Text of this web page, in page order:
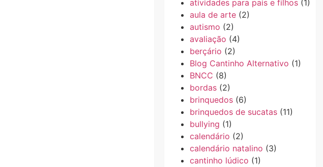
atividades para pais e filhos(1)
aula de arte(2)
autismo (2)
avaliação (4)
berçário (2)
Blog Cantinho Alternativo (1)
BNCC (8)
bordas(2)
brinquedos(6)
brinquedos de sucatas(11)
bullying (1)
calendário (2)
calendário natalino (3)
cantinho lúdico (1)